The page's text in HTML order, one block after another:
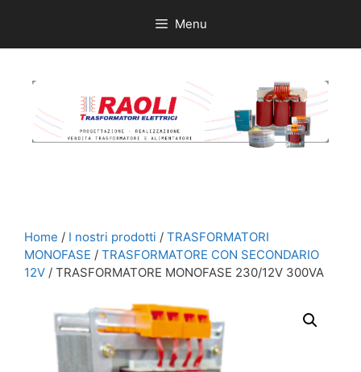
Menu
Home / I nostri prodotti / TRASFORMATORI
MONOFASE / TRASFORMATORE CON SECONDARIO
12V / TRASFORMATORE MONOFASE 230/12V 300VA